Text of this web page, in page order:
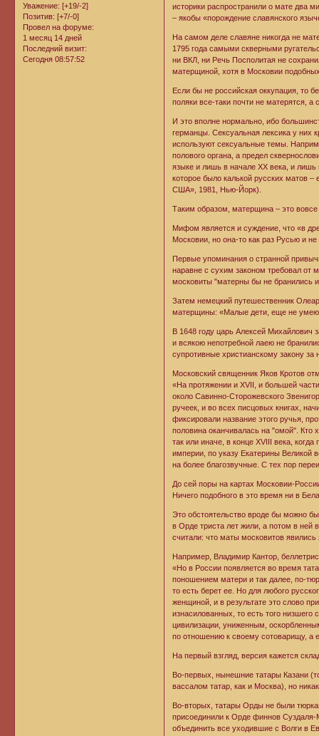
Уважение: [+19/-2]
Позитив: [+7/-0]
Провел на форуме:
1 месяц 14 дней
Последний визит:
Сегодня 08:57:52
историки распространили о мате два
– якобы «порождение славянского
На самом деле славяне никогда не
1795 года самыми скверными
ни ВКЛ, ни Речь Посполитая не
матерщиной, хотя в Московии
Если бы не российская оккупация, то
поляки все-таки почти не матерятся,
И это вполне нормально, ибо
германцы. Сексуальная лексика у них
используют сексуальные темы.
полового органа, а предел
языке и лишь в начале ХХ века, и лишь
которое было калькой русских матов
США», 1981, Нью-Йорк).
Таким образом, матерщина – это
Мифом является и суждение, что «в
Московии, но она-то как раз Русью и не
Первые упоминания о странной
наравне с сухим законом требовал от
московиты "матерны бы не бранились
Затем немецкий путешественник
матерщины: «Малые дети, еще не
В 1648 году царь Алексей Михайлович
и всякою непотребной лаею не
супротивные христианскому закону
Московский священник Яков Кротов
«На протяжении и XVII, и большей
около Савинно-Сторожевского
ручеек, и во всех писцовых книгах,
фиксировали название этого ручья,
половина оканчивалась на "омой". Кто
так или иначе, в конце XVIII века,
империи, по указу Екатерины Великой
на более благозвучные. С тех пор
До сей поры на картах Московии-
Ничего подобного в это время ни в
Это обстоятельство вроде бы можно
в Орде триста лет жили, а потом в ней
считали: что маты московитов
Например, Владимир Кантор,
«Но в России появляется во время
поношением матери и так далее, по-
то есть берет ее. Но для любого
женщиной, и в результате это слово
изнасилованных, то есть того
цивилизации, униженным,
по отношению к своему сотоварищу, а
На первый взгляд, версия кажется
Во-первых, нынешние татары Казани
вассалом татар, как и Москва), но
Во-вторых, татары Орды не были
присоединили к Орде финнов
объединить все уходившие с Волги в